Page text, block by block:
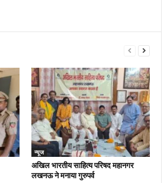
न्यूज
अखिल भारतीय साहित्य परिषद महानगर
लखनऊ ने मनाया गुरुपर्व